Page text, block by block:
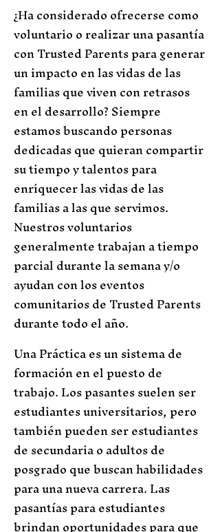
¿Ha considerado ofrecerse como
voluntario o realizar una pasantía
con Trusted Parents para generar
un impacto en las vidas de las
familias que viven con retrasos
en el desarrollo? Siempre
estamos buscando personas
dedicadas que quieran compartir
su tiempo y talentos para
enriquecer las vidas de las
familias a las que servimos.
Nuestros voluntarios
generalmente trabajan a tiempo
parcial durante la semana y/o
ayudan con los eventos
comunitarios de Trusted Parents
durante todo el año.
Una Práctica es un sistema de
formación en el puesto de
trabajo. Los pasantes suelen ser
estudiantes universitarios, pero
también pueden ser estudiantes
de secundaria o adultos de
posgrado que buscan habilidades
para una nueva carrera. Las
pasantías para estudiantes
brindan oportunidades para que